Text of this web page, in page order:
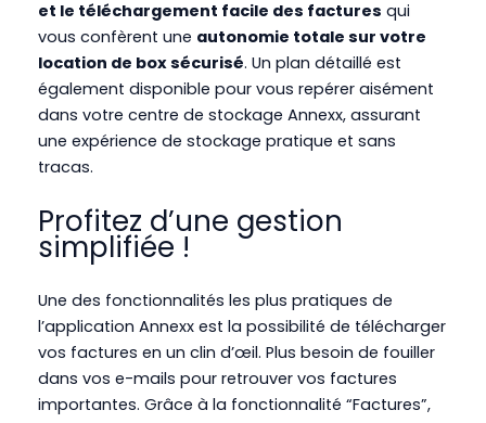
et le téléchargement facile des factures qui
vous confèrent une autonomie totale sur votre
location de box sécurisé. Un plan détaillé est
également disponible pour vous repérer aisément
dans votre centre de stockage Annexx, assurant
une expérience de stockage pratique et sans
tracas.
Profitez d’une gestion
simplifiée !
Une des fonctionnalités les plus pratiques de
l’application Annexx est la possibilité de télécharger
vos factures en un clin d’œil. Plus besoin de fouiller
dans vos e-mails pour retrouver vos factures
importantes. Grâce à la fonctionnalité “Factures”,